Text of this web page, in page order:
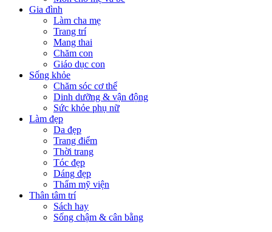
Gia đình
Làm cha mẹ
Trang trí
Mang thai
Chăm con
Giáo dục con
Sống khỏe
Chăm sóc cơ thể
Dinh dưỡng & vận động
Sức khỏe phụ nữ
Làm đẹp
Da đẹp
Trang điểm
Thời trang
Tóc đẹp
Dáng đẹp
Thẩm mỹ viện
Thân tâm trí
Sách hay
Sống chậm & cân bằng